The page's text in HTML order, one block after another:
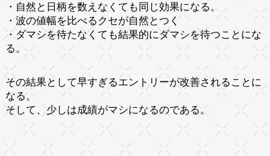
・自然と日柄を数えなくても同じ効果になる。
・波の値幅を比べるクセが自然とつく
・ダマシを待たなくても結果的にダマシを待つことにな
る。
その結果として早すぎるエントリーが改善されることに
なる。
そして、少しは成績がマシになるのである。